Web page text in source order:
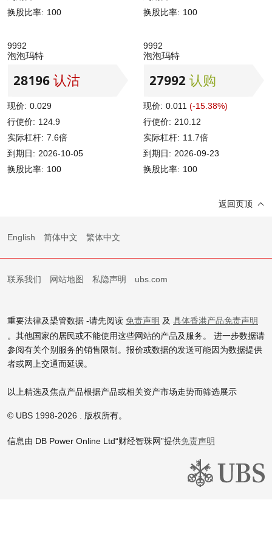
换股比率: 100
换股比率: 100
9992
泡泡玛特
28196 认沽
现价: 0.029
行使价: 124.9
实际杠杆: 7.6倍
到期日: 2026-10-05
换股比率: 100
9992
泡泡玛特
27992 认购
现价: 0.011 (-15.38%)
行使价: 210.12
实际杠杆: 11.7倍
到期日: 2026-09-23
换股比率: 100
返回页顶
English 简体中文 繁体中文
联系我们 网站地图 私隐声明 ubs.com
重要法律及槼管数据 -请先阅读 免责声明 及 具体香港产品免责声明
。其他国家的居民或不能使用这些网站的产品及服务。 进一步数据请
参阅有关个别服务的销售限制。报价或数据的发送可能因为数据提供
者或网上交通而延误。
以上精选及焦点产品根据产品或相关资产市场走势而筛选展示
© UBS 1998-2026 . 版权所有。
信息由 DB Power Online Ltd“财经智珠网”提供免责声明